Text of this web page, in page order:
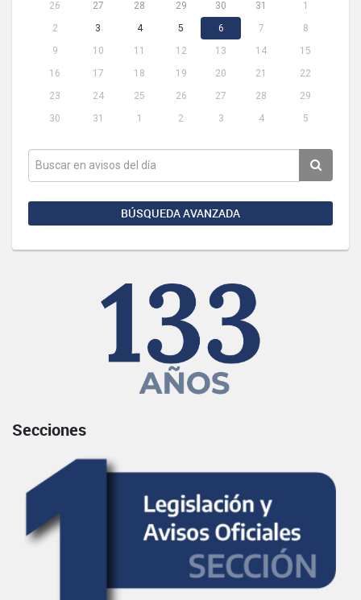
26 27 28 29 30 31
1
2
3 4 5 6 7
8
9
10 11 12 13 14
15
16
17 18 19 20 21
22
23
24 25 26 27 28
29
30
31 1 2 3 4 5
BÚSQUEDA AVANZADA
Secciones